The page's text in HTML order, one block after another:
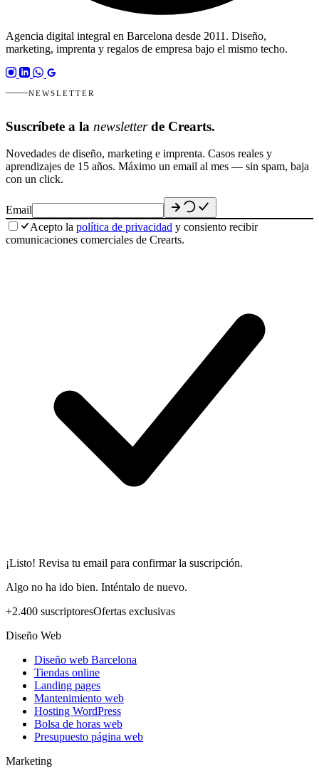
Agencia digital integral en Barcelona desde 2011. Diseño,
marketing, imprenta y regalos de empresa bajo el mismo techo.
NEWSLETTER
Suscríbete a la newsletterde Crearts.
Novedades de diseño, marketing e imprenta. Casos reales y
aprendizajes de 15 años. Máximo un email al mes — sin spam, baja
con un click.
Email
Acepto la política de privacidad y consiento recibir
comunicaciones comerciales de Crearts.
¡Listo! Revisa tu email para confirmar la suscripción.
Algo no ha ido bien. Inténtalo de nuevo.
+2.400 suscriptoresOfertas exclusivas
Diseño Web
Diseño web Barcelona
Tiendas online
Landing pages
Mantenimiento web
Hosting WordPress
Bolsa de horas web
Presupuesto página web
Marketing